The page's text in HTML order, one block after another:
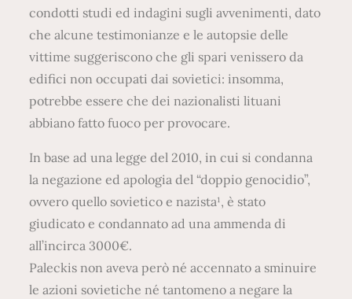
condotti studi ed indagini sugli avvenimenti, dato
che alcune testimonianze e le autopsie delle
vittime suggeriscono che gli spari venissero da
edifici non occupati dai sovietici: insomma,
potrebbe essere che dei nazionalisti lituani
abbiano fatto fuoco per provocare.
In base ad una legge del 2010, in cui si condanna
la negazione ed apologia del “doppio genocidio”,
ovvero quello sovietico e nazista¹, è stato
giudicato e condannato ad una ammenda di
all’incirca 3000€.
Paleckis non aveva però né accennato a sminuire
le azioni sovietiche né tantomeno a negare la